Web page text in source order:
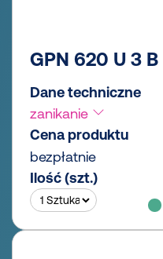
GPN 620 U 3
Dane techniczne
zanikanie
Cena produktu
bezpłatnie
Ilość (szt.)